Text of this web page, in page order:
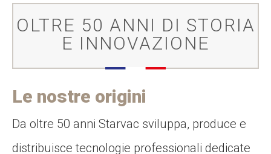
OLTRE 50 ANNI DI STORIA
E INNOVAZIONE
Le nostre origini
Da oltre 50 anni Starvac sviluppa, produce e
distribuisce tecnologie professionali dedicate